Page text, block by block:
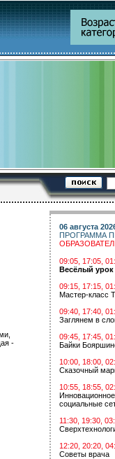
-
06 августа
ПРОГРАММА
09:05, 17:05,
Весёлый урок
09:15, 17:15,
Мастер-класс
09:40, 17:40,
Заглянем в
09:45, 17:45,
Байки
10:00, 18:00,
Сказочный
10:55, 18:55,
социальные
11:30, 19:30,
12:20, 20:20,
Советы врача